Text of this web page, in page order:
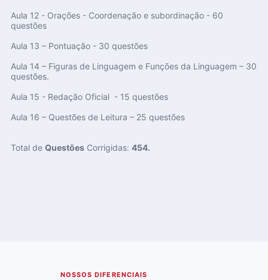
Aula 12 - Orações - Coordenação e subordinação - 60
questões
Aula 13 – Pontuação - 30 questões
Aula 14 – Figuras de Linguagem e Funções da Linguagem – 30
questões.
Aula 15 - Redação Oficial - 15 questões
Aula 16 – Questões de Leitura – 25 questões
Total de QuestõesCorrigidas: 454.
NOSSOS DIFERENCIAIS